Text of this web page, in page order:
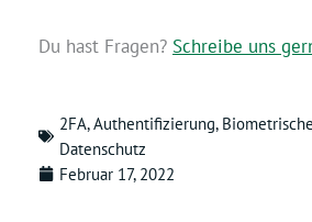
Du hast Fragen? Schreibe uns
2FA,Authentifizierung,
Datenschutz
Februar 17, 2022